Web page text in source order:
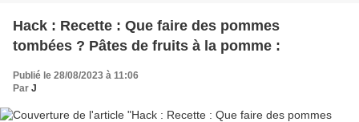
Hack : Recette : Que faire des pommes
tombées ? Pâtes de fruits à la pomme :
Publié le 28/08/2023 à 11:06
Par J